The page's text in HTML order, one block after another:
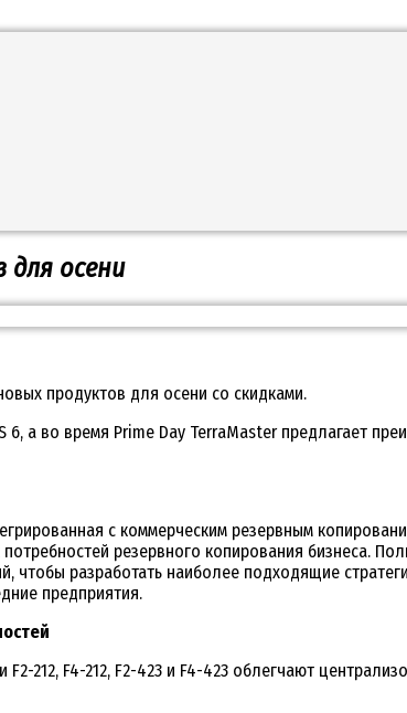
для осени
продуктов для осени со скидками.
а во время Prime Day TerraMaster предлагает
с коммерческим резервным
резервного копирования бизнеса.
чтобы разработать наиболее подходящие
предприятия.
212, F4-212, F2-423 и F4-423 облегчают